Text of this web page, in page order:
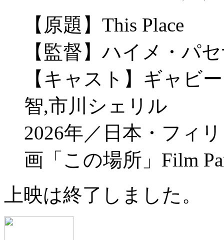
【原題】This Place
【監督】ハイメ・パ
【キャスト】ギャビ
智,市川シェリル
2026年／日本・フィ
画「この場所」Film
上映は終了しました。